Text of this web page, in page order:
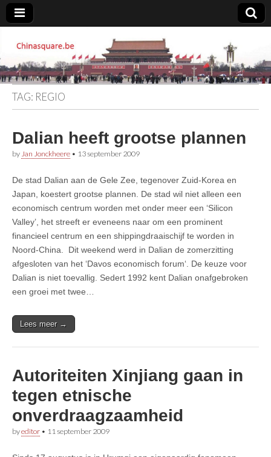
Chinasquare.be
TAG: REGIO
Dalian heeft grootse plannen
by Jan Jonckheere • 13 september 2009
De stad Dalian aan de Gele Zee, tegenover Zuid-Korea en
Japan, koestert grootse plannen. De stad wil niet alleen een
economisch centrum worden met onder meer een ‘Silicon
Valley’, het streeft er eveneens naar om een prominent
financieel centrum en een shippingdraaischijf te worden in
Noord-China. Dit weekend werd in Dalian de zomerzitting
afgesloten van het ‘Davos economisch forum‘. De keuze voor
Dalian is niet toevallig. Sedert 1992 kent Dalian onafgebroken
een groei met twee…
Lees meer →
Autoriteiten Xinjiang gaan in
tegen etnische
onverdraagzaamheid
byeditor • 11 september 2009